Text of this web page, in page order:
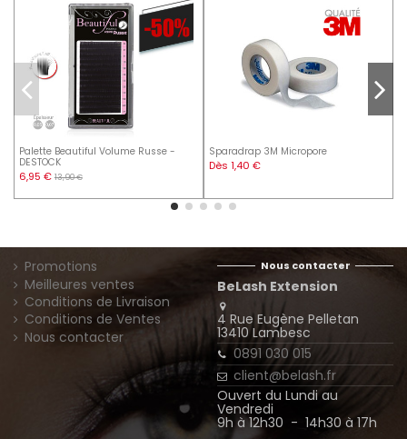
Palette Beautiful Volume Russe -
DESTOCK
6,95 € 13,90 €
Sparadrap 3M Micropore
Dès 1,40 €
Promotions
Meilleures ventes
Conditions de Livraison
Conditions de Ventes
Nous contacter
Nous contacter
BeLash Extension
4 Rue Eugène Pelletan
13410 Lambesc
0891 030 015
client@belash.fr
Ouvert du Lundi au
Vendredi
9h à 12h30 - 14h30 à 17h